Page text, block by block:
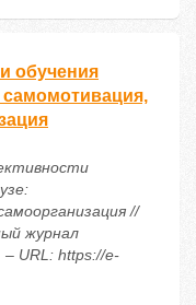
обучения
самомотивация,
//
журнал
URL: https://e-